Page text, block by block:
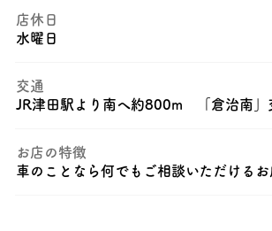
店休日
水曜日
交通
JR津田駅より南へ約800m 「倉治南」
お店の特徴
車のことなら何でもご相談いただけるお